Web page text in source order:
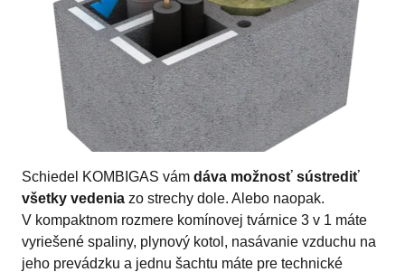
Schiedel KOMBIGAS vám dáva možnosť sústrediť
všetky vedenia zo strechy dole. Alebo naopak.
V kompaktnom rozmere komínovej tvárnice 3 v 1 máte
vyriešené spaliny, plynový kotol, nasávanie vzduchu na
jeho prevádzku a jednu šachtu máte pre technické